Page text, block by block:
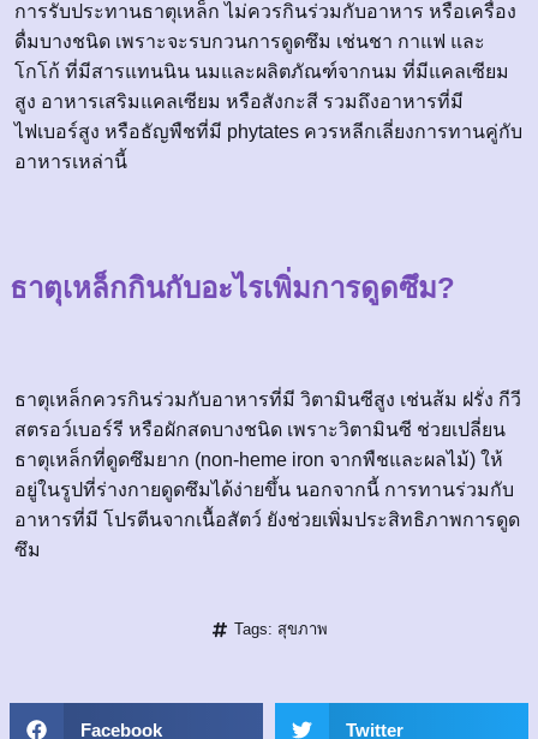
การรับประทานธาตุเหล็ก ไม่ควรกินร่วมกับอาหาร หรือเครื่อง
ดื่มบางชนิด เพราะจะรบกวนการดูดซึม เช่นชา กาแฟ และ
โกโก้ ที่มีสารแทนนิน นมและผลิตภัณฑ์จากนม ที่มีแคลเซียม
สูง อาหารเสริมแคลเซียม หรือสังกะสี รวมถึงอาหารที่มี
ไฟเบอร์สูง หรือธัญพืชที่มี phytates ควรหลีกเลี่ยงการทานคู่กับ
อาหารเหล่านี้
ธาตุเหล็กกินกับอะไรเพิ่มการดูดซึม?
ธาตุเหล็กควรกินร่วมกับอาหารที่มี วิตามินซีสูง เช่นส้ม ฝรั่ง กีวี
สตรอว์เบอร์รี หรือผักสดบางชนิด เพราะวิตามินซี ช่วยเปลี่ยน
ธาตุเหล็กที่ดูดซึมยาก (non-heme iron จากพืชและผลไม้) ให้
อยู่ในรูปที่ร่างกายดูดซึมได้ง่ายขึ้น นอกจากนี้ การทานร่วมกับ
อาหารที่มี โปรตีนจากเนื้อสัตว์ ยังช่วยเพิ่มประสิทธิภาพการดูด
ซึม
Tags: สุขภาพ
Facebook Twitter